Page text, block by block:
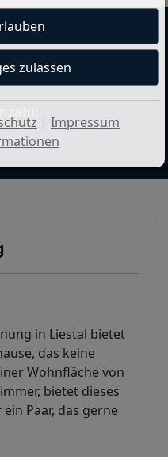
Wohnfläche ca.:
117 m²
in Liestal bietet
das keine
Wohnfläche von
bietet dieses
Paar, das gerne
| Impressum